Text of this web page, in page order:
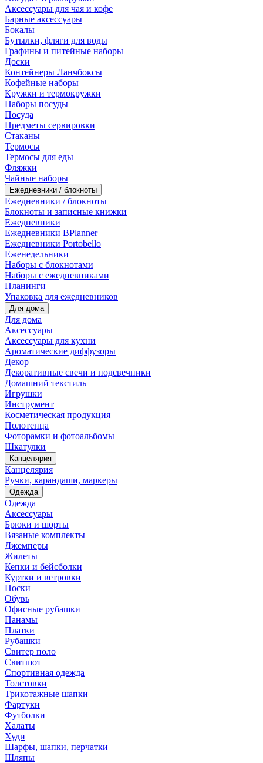
Аксессуары для чая и кофе
Барные аксессуары
Бокалы
Бутылки, фляги для воды
Графины и питейные наборы
Доски
Контейнеры Ланчбоксы
Кофейные наборы
Кружки и термокружки
Наборы посуды
Посуда
Предметы сервировки
Стаканы
Термосы
Термосы для еды
Фляжки
Чайные наборы
Ежедневники / блокноты
Ежедневники / блокноты
Блокноты и записные книжки
Ежедневники
Ежедневники BPlanner
Ежедневники Portobello
Еженедельники
Наборы с блокнотами
Наборы с ежедневниками
Планинги
Упаковка для ежедневников
Для дома
Для дома
Аксессуары
Аксессуары для кухни
Ароматические диффузоры
Декор
Декоративные свечи и подсвечники
Домашний текстиль
Игрушки
Инструмент
Косметическая продукция
Полотенца
Фоторамки и фотоальбомы
Шкатулки
Канцелярия
Канцелярия
Ручки, карандаши, маркеры
Одежда
Одежда
Аксессуары
Брюки и шорты
Вязаные комплекты
Джемперы
Жилеты
Кепки и бейсболки
Куртки и ветровки
Носки
Обувь
Офисные рубашки
Панамы
Платки
Рубашки
Свитер поло
Свитшот
Спортивная одежда
Толстовки
Трикотажные шапки
Фартуки
Футболки
Халаты
Худи
Шарфы, шапки, перчатки
Шляпы